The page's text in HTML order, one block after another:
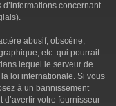
concernant
abusif, obscène,
etc. qui pourrait
lequel le serveur de
loi internationale. Si vous
à un bannissement
votre fournisseur